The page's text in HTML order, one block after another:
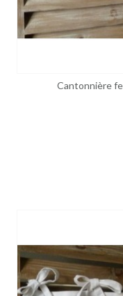
Cantonnière